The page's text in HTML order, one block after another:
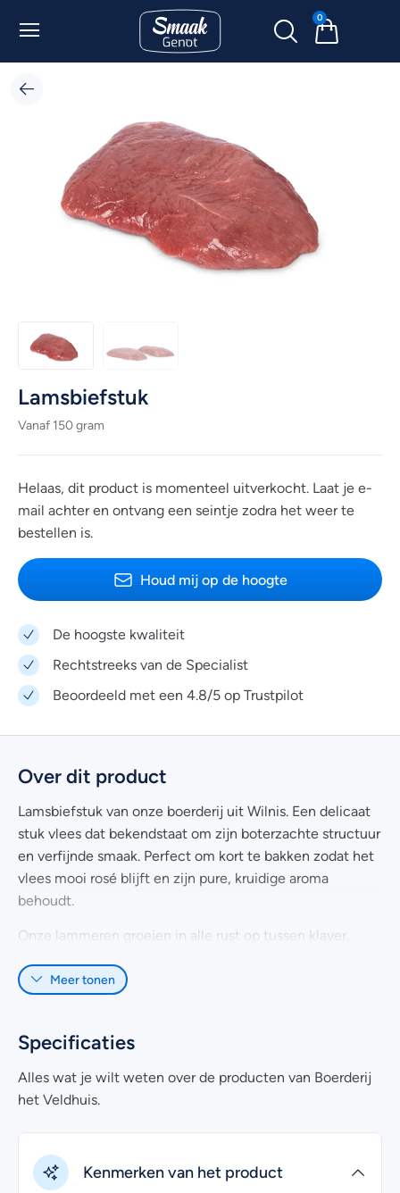
0
Lamsbiefstuk
Vanaf 150 gram
Helaas, dit product is momenteel uitverkocht. Laat je e-
mail achter en ontvang een seintje zodra het weer te
bestellen is.
Houd mij op de hoogte
De hoogste kwaliteit
Rechtstreeks van de Specialist
Beoordeeld met een 4.8/5 op Trustpilot
Over dit product
Lamsbiefstuk van onze boerderij uit Wilnis. Een delicaat
stuk vlees dat bekendstaat om zijn boterzachte structuur
en verfijnde smaak. Perfect om kort te bakken zodat het
vlees mooi rosé blijft en zijn pure, kruidige aroma
behoudt.
Onze lammeren groeien in alle rust op tussen klaver,
deze natuurlijke voeding krijgt het vlees zijn
met een beetje zeezout. Een zeer smakelijk stuk vlees
waarin eenvoud en ambacht samenkomen.
lamsbiefstuk? Kijk dan eens bij de
Uiteraard kan je voor meer informatie ook
Meer tonen
Specificaties
Alles wat je wilt weten over de producten van Boerderij
het Veldhuis.
Kenmerken van het product